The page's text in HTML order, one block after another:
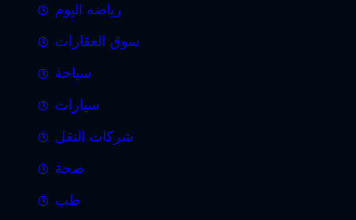
رياضه اليوم
سوق العقارات
سياحة
سيارات
شركات النقل
صحة
طب